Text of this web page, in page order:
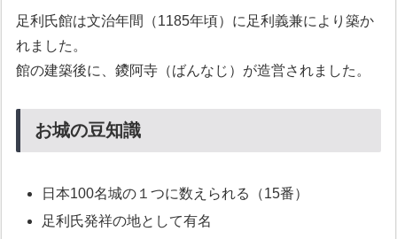
足利氏館は文治年間（1185年頃）に足利義兼により築か
れました。
館の建築後に、鑁阿寺（ばんなじ）が造営されました。
お城の豆知識
日本100名城の１つに数えられる（15番）
足利氏発祥の地として有名